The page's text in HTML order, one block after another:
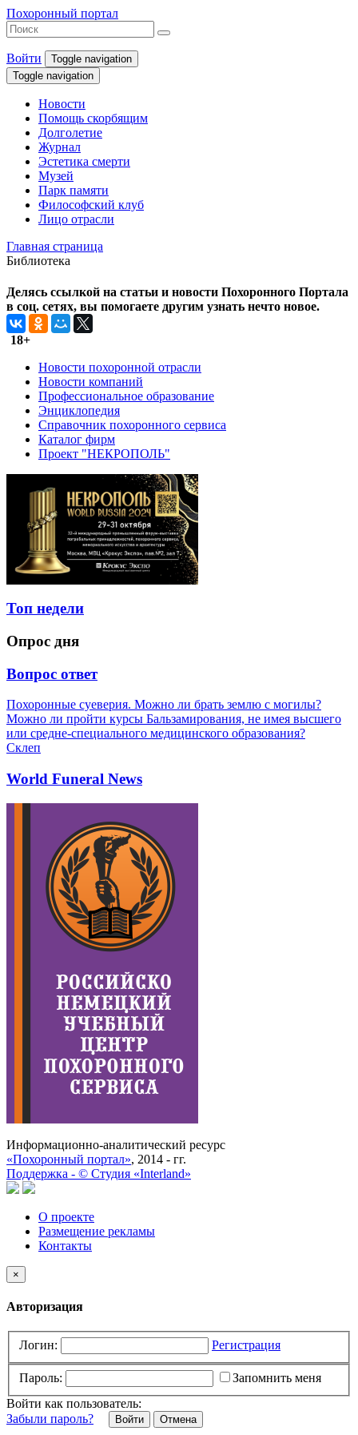
Похоронный портал
Войти
Toggle navigation
Toggle navigation
Новости
Помощь скорбящим
Долголетие
Журнал
Эстетика смерти
Музей
Парк памяти
Философский клуб
Лицо отрасли
Главная страница
Библиотека
Делясь ссылкой на статьи и новости Похоронного Портала
в соц. сетях, вы помогаете другим узнать нечто новое.
18+
Новости похоронной отрасли
Новости компаний
Профессиональное образование
Энциклопедия
Справочник похоронного сервиса
Каталог фирм
Проект "НЕКРОПОЛЬ"
Топ недели
Опрос дня
Вопрос ответ
Похоронные суеверия. Можно ли брать землю с могилы?
Можно ли пройти курсы Бальзамирования, не имея высшего
или средне-специального медицинского образования?
Склеп
World Funeral News
Информационно-аналитический ресурс
«Похоронный портал», 2014 - гг.
Поддержка - © Cтудия «Interland»
О проекте
Размещение рекламы
Контакты
×
Авторизация
Логин: Регистрация
Пароль:
Запомнить меня
Войти как пользователь:
Забыли пароль?
Отмена